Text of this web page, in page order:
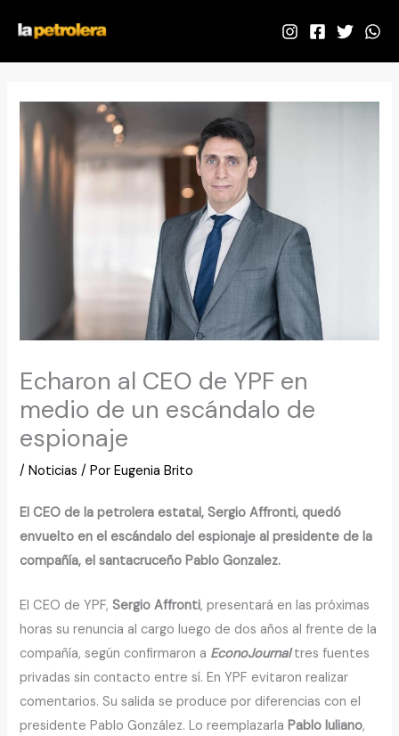
contenido
Echaron al CEO de YPF en
medio de un escándalo de
espionaje
/Noticias / PorEugenia Brito
El CEO de la petrolera estatal, Sergio Affronti, quedó
envuelto en el escándalo del espionaje al presidente de la
compañía, el santacruceño Pablo Gonzalez.
El CEO de YPF, Sergio Affronti, presentará en las próximas
horas su renuncia al cargo luego de dos años al frente de la
compañía, según confirmaron a EconoJournal tres fuentes
privadas sin contacto entre sí. En YPF evitaron realizar
comentarios. Su salida se produce por diferencias con el
presidente Pablo González. Lo reemplazarlaPablo Iuliano,